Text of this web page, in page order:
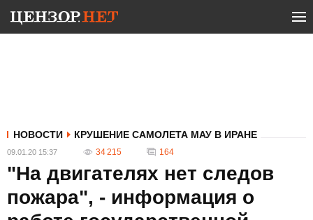
НОВОСТИ КРУШЕНИЕ САМОЛЕТА МАУ В ИРАНЕ
09.01.20 15:37 34 215 164
"На двигателях нет следов
пожара", - информация о